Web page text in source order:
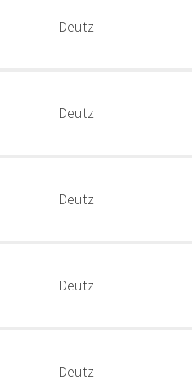
Deutz
Deutz
Deutz
Deutz
Deutz